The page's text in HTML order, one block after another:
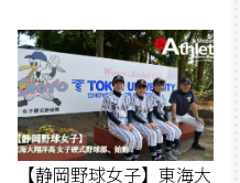
【静岡野球女子】東海大